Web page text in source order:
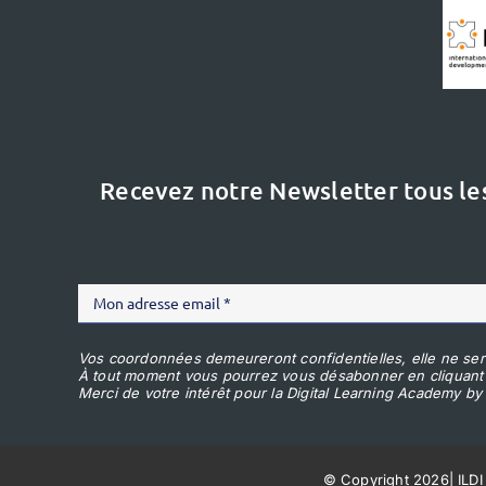
Recevez notre Newsletter tous
Vos coordonnées demeureront confidentielles, elle ne
À tout moment vous pourrez vous désabonner en
Merci de votre intérêt pour la Digital Learning Academy by
© Copyright 2026| ILDI